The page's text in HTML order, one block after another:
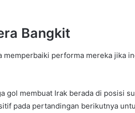
Bangkit
memperbaiki performa mereka jika
gol membuat Irak berada di posisi
pada pertandingan berikutnya